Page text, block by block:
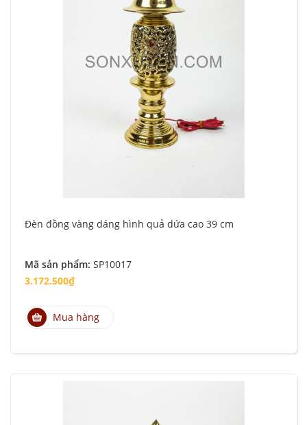
Đèn đồng vàng dáng hình quả dứa cao 39 cm
Mã sản phẩm: SP10017
3.172.500₫
Mua hàng